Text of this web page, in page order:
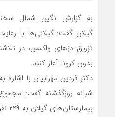
به گزارش نگین شمال
گیلان گفت: گیلانی‌ها با
تزریق دز‌های واکسن، در
بدون کرونا آغاز کنند.
شبانه روزگذشته گفت:
بیمارستان‌های گیلان به ۲۲۹ نفر رسید.